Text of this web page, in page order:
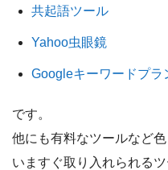
共起語ツール
Yahoo虫眼鏡
Googleキーワードプラ
です。
他にも有料なツールなど色
いますぐ取り入れられる